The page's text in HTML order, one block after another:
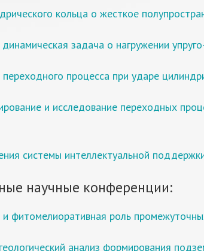
кольца о жесткое
задача о нагружении
процесса при ударе
и исследование переходных
системы интеллектуальной
научные конференции:
и фитомелиоративная роль
анализ формирования